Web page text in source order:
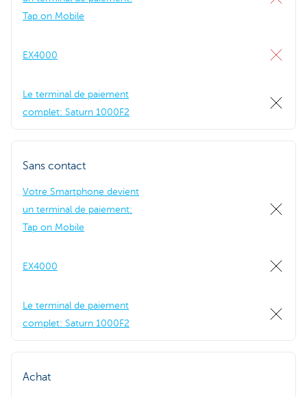
Tap on Mobile
EX4000
Le terminal de paiement
complet: Saturn 1000F2
Sans contact
Votre Smartphone devient
un terminal de paiement:
Tap on Mobile
EX4000
Le terminal de paiement
complet: Saturn 1000F2
Achat